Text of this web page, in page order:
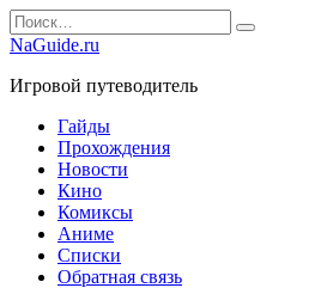
Перейти
к
Search
for:
NaGuide.ru
Игровой путеводитель
Гайды
Прохождения
Новости
Кино
Комиксы
Аниме
Списки
Обратная связь